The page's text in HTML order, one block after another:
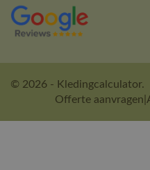
© 2026 - Kledingcalculator.
Offerte aanvragen